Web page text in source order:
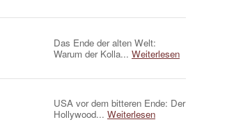
Das Ende der alten Welt:
Warum der Kolla... Weiterlesen
USA vor dem bitteren Ende: Der
Hollywood... Weiterlesen